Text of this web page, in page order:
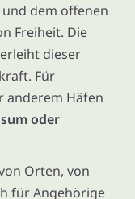
dem offenen
Freiheit. Die
dieser
Für
anderem Häfen
oder
Orten, von
für Angehörige